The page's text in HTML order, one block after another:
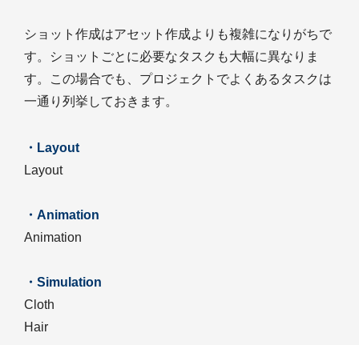
ショット作成はアセット作成よりも複雑になりがちで
す。ショットごとに必要なタスクも大幅に異なりま
す。この場合でも、プロジェクトでよくあるタスクは
一通り列挙しておきます。
・Layout
Layout
・Animation
Animation
・Simulation
Cloth
Hair